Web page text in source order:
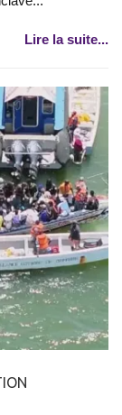
Lire la suite...